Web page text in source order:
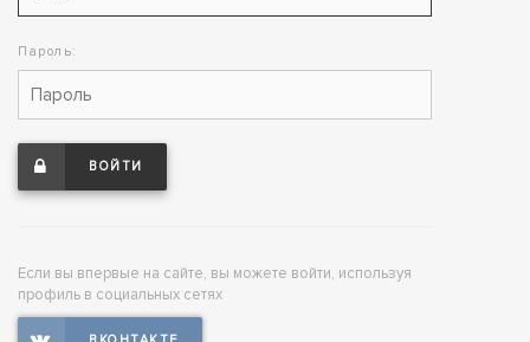
Пароль:
ВОЙТИ
Если вы впервые на сайте, вы можете войти, используя
профиль в социальных сетях